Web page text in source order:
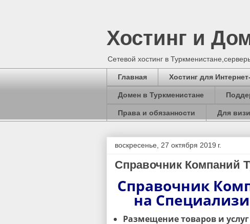
Хостинг и
Сетевой хостинг в
Главная Хостинг для
Домен в Туркменистане
Права и обязанности Для
воскресенье, 27 октября 2019 г.
Справочник Компаний
Справочник
на
Размещение товаров и